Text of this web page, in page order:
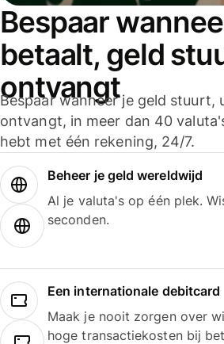
Bespaar
betaalt, geld
ontvangt
Bespaar wanneer je geld stuurt,
ontvangt, in meer dan 40
hebt met één rekening, 24/7.
Beheer je geld wereldwijd
Al je valuta's op één plek.
seconden.
Een internationale debitcard
Maak je nooit zorgen over
hoge transactiekosten bij